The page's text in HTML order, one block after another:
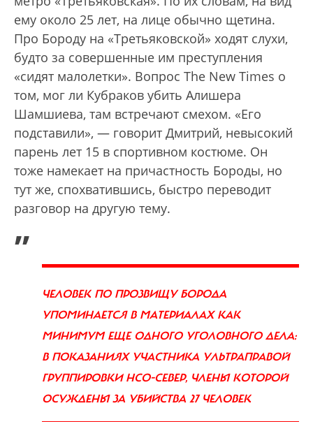
ему около 25 лет, на лице обычно щетина.
Про Бороду на «Третьяковской» ходят слухи,
будто за совершенные им преступления
«сидят малолетки». Вопрос The New Times о
том, мог ли Кубраков убить Алишера
Шамшиева, там встречают смехом. «Его
подставили», — говорит Дмитрий, невысокий
парень лет 15 в спортивном костюме. Он
тоже намекает на причастность Бороды, но
тут же, спохватившись, быстро переводит
разговор на другую тему.
„
ЧЕЛОВЕК ПО ПРОЗВИЩУ БОРОДА
УПОМИНАЕТСЯ В МАТЕРИАЛАХ КАК
МИНИМУМ ЕЩЕ ОДНОГО УГОЛОВНОГО ДЕЛА:
В ПОКАЗАНИЯХ УЧАСТНИКА УЛЬТРАПРАВОЙ
ГРУППИРОВКИ НСО-СЕВЕР, ЧЛЕНЫ КОТОРОЙ
ОСУЖДЕНЫ ЗА УБИЙСТВА 27 ЧЕЛОВЕК